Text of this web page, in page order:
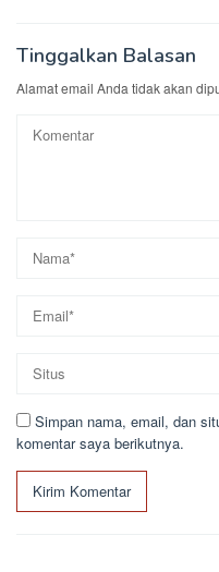
Tinggalkan Balasan
Alamat email Anda tidak akan
Simpan nama, email, dan
komentar saya berikutnya.